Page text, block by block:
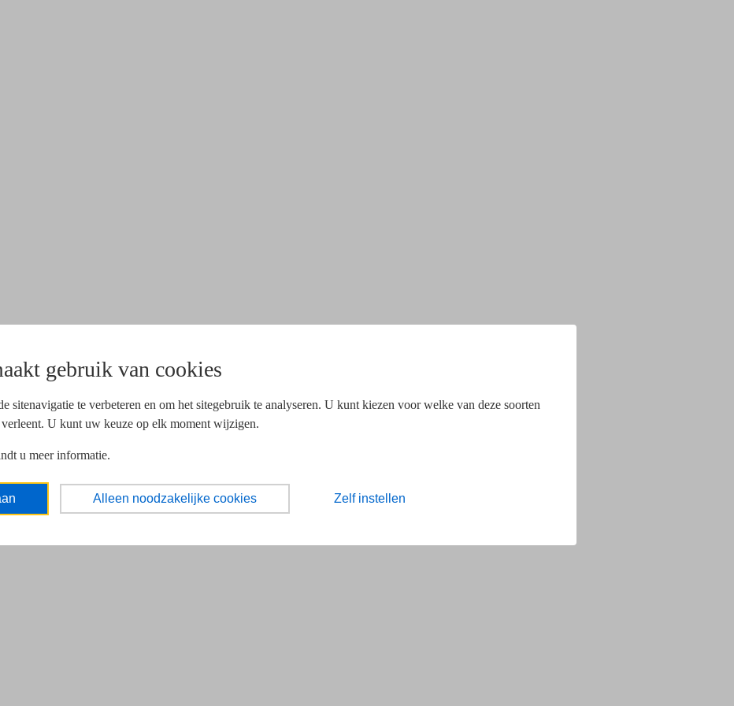
gebruik van cookies
sitenavigatie te verbeteren en om het sitegebruik te analyseren. U kunt kiezen voor welke van deze soorten
U kunt uw keuze op elk moment wijzigen.
u meer informatie.
Alleen noodzakelijke cookies Zelf instellen